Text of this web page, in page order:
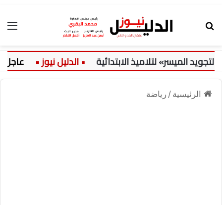
لتلاميذ الابتدائية عاجل:
الرئيسية / رياضة